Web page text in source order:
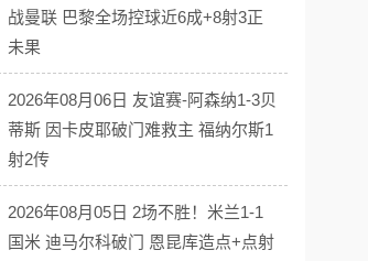
战曼联 巴黎全场控球近6成+8射3正
未果
2026年08月06日 友谊赛-阿森纳1-3贝
蒂斯 因卡皮耶破门难救主 福纳尔斯1
射2传
2026年08月05日 2场不胜！米兰1-1
国米 迪马尔科破门 恩昆库造点+点射